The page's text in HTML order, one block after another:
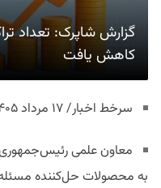
کاهش یافت
سرخط اخبار/ ۱۷ مرداد ۱۴۰۵
معاون علمی
به محصولات حل‌کننده